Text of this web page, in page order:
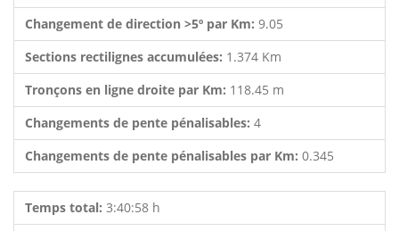
Changement de direction >5º par Km: 9.05
Sections rectilignes accumulées: 1.374 Km
Tronçons en ligne droite par Km: 118.45 m
Changements de pente pénalisables: 4
Changements de pente pénalisables par Km: 0.345
Temps total: 3:40:58 h